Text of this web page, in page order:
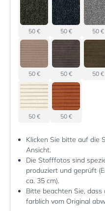
50 € 50 € 50 €
50 € 50 € 50 €
50 € 50 €
Klicken Sie bitte auf die
Ansicht.
Die Stofffotos sind
produziert und geprüft
ca. 35 cm).
Bitte beachten Sie,
farblich vom Original